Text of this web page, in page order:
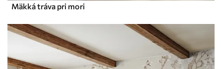
Mäkká tráva pri mori